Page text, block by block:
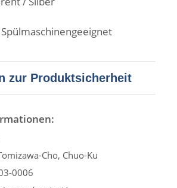
zur Produktsicherheit
Cho, Chuo-Ku
0006